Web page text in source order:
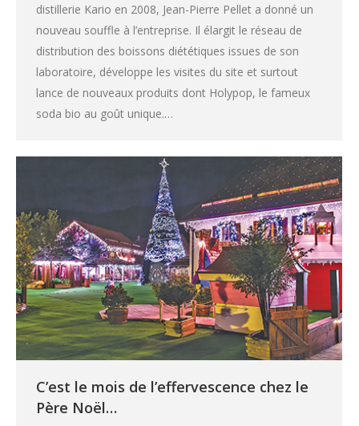
distillerie Kario en 2008, Jean-Pierre Pellet a donné un
nouveau souffle à l’entreprise. Il élargit le réseau de
distribution des boissons diététiques issues de son
laboratoire, développe les visites du site et surtout
lance de nouveaux produits dont Holypop, le fameux
soda bio au goût unique.…
C’est le mois de l’effervescence chez le
Père Noël…